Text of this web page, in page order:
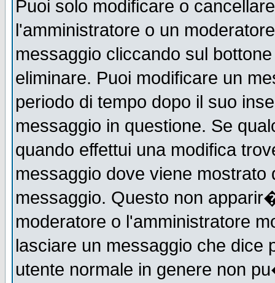
Puoi solo modificare o
l'amministratore o un
messaggio cliccando sul
eliminare. Puoi modificare un
periodo di tempo dopo il suo
messaggio in questione. Se
quando effettui una modifica
messaggio dove viene mostrato
messaggio. Questo non
moderatore o l'amministratore
lasciare un messaggio che
utente normale in genere non